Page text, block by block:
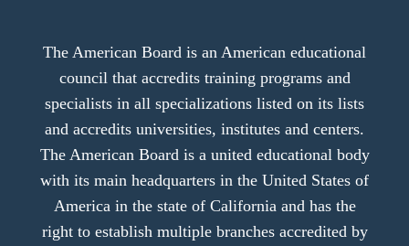
The American Board is an American educational
council that accredits training programs and
specialists in all specializations listed on its lists
and accredits universities, institutes and centers.
The American Board is a united educational body
with its main headquarters in the United States of
America in the state of California and has the
right to establish multiple branches accredited by